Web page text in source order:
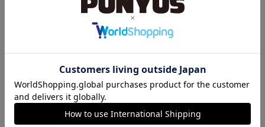
他のサイトIDで新規会員登録をしていただくと次回以降、そのIDで
ログインすることができます。